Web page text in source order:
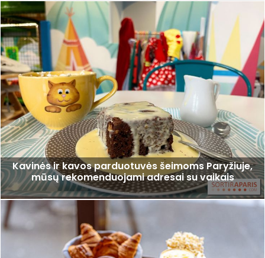
Kavinės ir kavos parduotuvės šeimoms Paryžiuje,
mūsų rekomenduojami adresai su vaikais